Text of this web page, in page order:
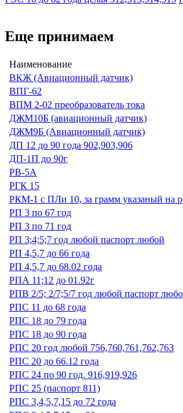
Еще принимаем
Наименование
ВКЖ (Авиационный датчик)
ВПГ-62
ВПМ 2-02 преобразователь тока
ДЖМ10Б (авиационный датчик)
ДЖМ9Б (Авиационный датчик)
ДП 12 до 90 года 902,903,906
ДП-1П до 90г
РВ-5А
РГК 15
РКМ-1 с ПЛи 10, за грамм указаный на
РП 3 по 67 год
РП 3 по 71 год
РП 3;4;5;7 год любой паспорт любой
РП 4,5,7 до 66 года
РП 4,5,7 до 68.02 года
РПА 11;12 до 01.92г
РПВ 2/5; 2/7;5/7 год любой паспорт
РПС 11 до 68 года
РПС 18 до 79 года
РПС 18 до 90 года
РПС 20 год любой 756,760,761,762,763
РПС 20 до 66.12 года
РПС 24 по 90 год. 916,919,926
РПС 25 (паспорт 811)
РПС 3,4,5,7,15 до 72 года